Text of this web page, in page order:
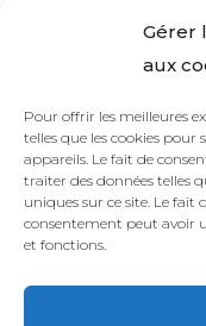
Gérer
aux
Pour offrir les meilleures
telles que les cookies
appareils. Le fait de
traiter des données telles
uniques sur ce site. Le fait
consentement peut avoir
et fonctions.
Heures
Du lundi au
Les samedi et